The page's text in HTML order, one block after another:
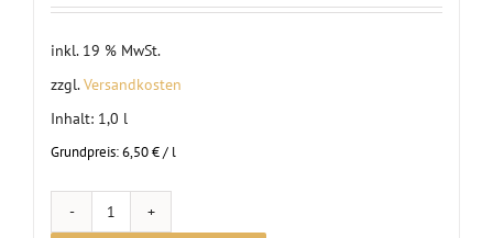
inkl. 19 % MwSt.
zzgl.Versandkosten
Inhalt: 1,0 l
Grundpreis:6,50€/ l
Glühwein